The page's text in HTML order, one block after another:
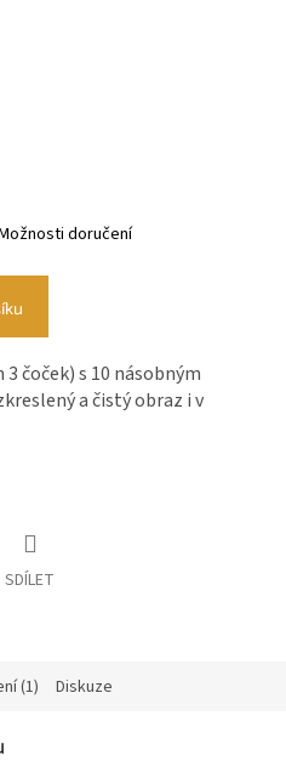
doručení
čoček) s 10 násobným
a čistý obraz i v
SDÍLET
(1) Diskuze